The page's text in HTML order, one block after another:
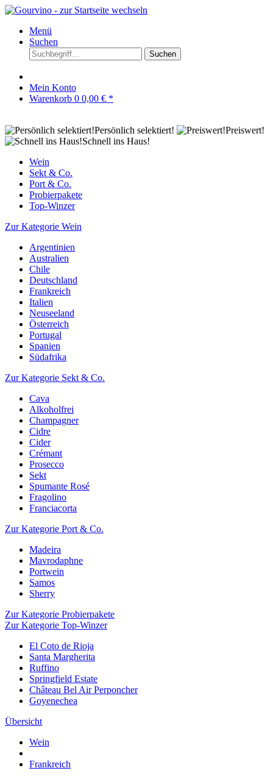
Menü
Suchen
Suchen
Mein Konto
Warenkorb 0 0,00 € *
Persönlich selektiert!
Preiswert!
Schnell ins Haus!
Wein
Sekt & Co.
Port & Co.
Probierpakete
Top-Winzer
Zur Kategorie Wein
Argentinien
Australien
Chile
Deutschland
Frankreich
Italien
Neuseeland
Österreich
Portugal
Spanien
Südafrika
Zur Kategorie Sekt & Co.
Cava
Alkoholfrei
Champagner
Cidre
Cider
Crémant
Prosecco
Sekt
Spumante Rosé
Fragolino
Franciacorta
Zur Kategorie Port & Co.
Madeira
Mavrodaphne
Portwein
Samos
Sherry
Zur Kategorie Probierpakete
Zur Kategorie Top-Winzer
El Coto de Rioja
Santa Margherita
Ruffino
Springfield Estate
Château Bel Air Perponcher
Goyenechea
Übersicht
Wein
Frankreich